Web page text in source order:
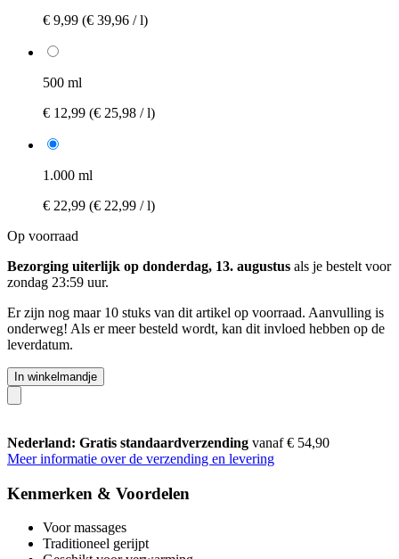
€ 9,99 (€ 39,96 / l)
500 ml
€ 12,99 (€ 25,98 / l)
1.000 ml
€ 22,99 (€ 22,99 / l)
Op voorraad
Bezorging uiterlijk op donderdag, 13. augustus als je bestelt voor
zondag 23:59 uur.
Er zijn nog maar 10 stuks van dit artikel op voorraad. Aanvulling is
onderweg! Als er meer besteld wordt, kan dit invloed hebben op de
leverdatum.
In winkelmandje
Nederland: Gratis standaardverzending vanaf € 54,90
Meer informatie over de verzending en levering
Kenmerken & Voordelen
Voor massages
Traditioneel gerijpt